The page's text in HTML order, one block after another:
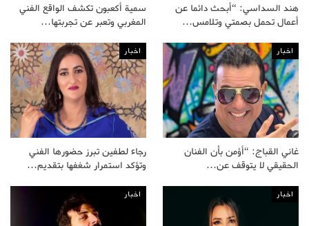
هند السداسي: “أبحث دائما عن
أعمال تحمل بصمتي وتلامس…
سمية أكعبون تكشف الواقع الفني
المغربي وتعبر عن تجربتها…
اخبار
غاني القباج: “أؤمن بأن الفنان
الحقيقي لا يتوقف عن…
اخبار
رجاء لطفين تبرز حضورها الفني
وتؤكد استمرار شغفها بتقديم…
اخبار اخبار